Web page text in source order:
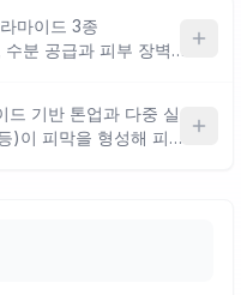
마이드 3종
수분 공급과 피부 장벽
드 기반 톤업과 다중 실
)이 피막을 형성해 피